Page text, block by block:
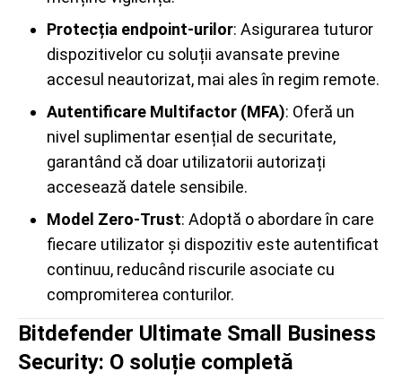
Protecția endpoint-urilor: Asigurarea tuturor
dispozitivelor cu soluții avansate previne
accesul neautorizat, mai ales în regim remote.
Autentificare Multifactor (MFA): Oferă un
nivel suplimentar esențial de securitate,
garantând că doar utilizatorii autorizați
accesează datele sensibile.
Model Zero-Trust: Adoptă o abordare în care
fiecare utilizator și dispozitiv este autentificat
continuu, reducând riscurile asociate cu
compromiterea conturilor.
Bitdefender Ultimate Small Business
Security: O soluție completă